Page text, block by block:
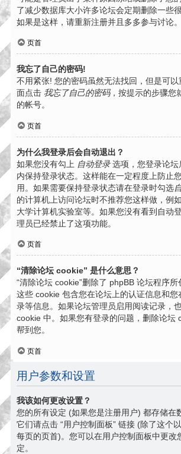
了减少数据库大小许多论坛会定期删除一些
如果是这样，请重新注册并且多多参与讨论。
页首
我忘了自己的密码!
不用紧张! 您的密码虽然无法找回，但是可
面点击 我忘了自己的密码，按提示的步骤您
的帐号。
页首
为什么我登录后会自动退出？
如果您没有勾上 自动登录选项，您登录论坛
内保持登录状态。这样能在一定程度上防止
用。如果需要保持登录状态请在登录时勾选
的计算机上访问论坛时不推荐您这样做，例
大学计算机实验室等。如果您没有看到自动
理员已经禁止了这项功能。
页首
“清除论坛 cookie” 是什么意思？
“清除论坛 cookie”删除了 phpBB 论坛程序所
这些 cookie 包含您在论坛上的认证信息和您
录等信息。如果论坛管理员启用阅读记录，
cookie 中。如果您有登录的问题，删除论坛
帮到您。
页首
用户参数和设置
我该如何更改设置？
您的所有设定 (如果您是注册用户) 都存储在
它们请点击 “用户控制面板” 链接 (除了这个
每页的页首)。您可以在用户控制面板中更改
定。